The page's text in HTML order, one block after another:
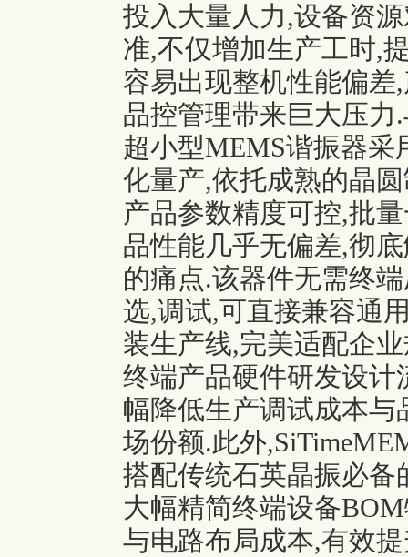
投入大量人力,设备资
准,不仅增加生产工时,
容易出现整机性能偏
品控管理带来巨大压力
超小型MEMS谐振器
化量产,依托成熟的晶
产品参数精度可控,批
品性能几乎无偏差,彻
的痛点.该器件无需终
选,调试,可直接兼容通
装生产线,完美适配企
终端产品硬件研发设
幅降低生产调试成本
场份额.此外
搭配传统石英晶振必
大幅精简终端设备
与电路布局成本,有效